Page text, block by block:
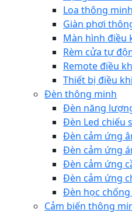
Loa thông minh
Giàn phơi
Màn hình điều
Rèm cửa tự
Remote điều
Thiết bị điều
Đèn thông minh
Đèn năng
Đèn Led chiếu
Đèn cảm ứng
Đèn cảm ứng
Đèn cảm ứng
Đèn cảm ứng
Đèn học chống
Cảm biến thông